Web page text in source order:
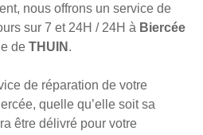
nous offrons un service de
sur 7 et 24H / 24H à Biercée
de THUIN .
de réparation de votre
quelle qu’elle soit sa
être délivré pour votre